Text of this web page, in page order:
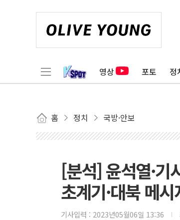
영상 포토 정
홈 정치 국방·안보
[분석] 윤석열·
초계기·대북 메
기사입력 : 2023년05월06일 13:36